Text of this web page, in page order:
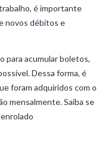
é importante
novos débitos e
para acumular boletos,
Dessa forma, é
foram adquiridos com o
mensalmente. Saiba se